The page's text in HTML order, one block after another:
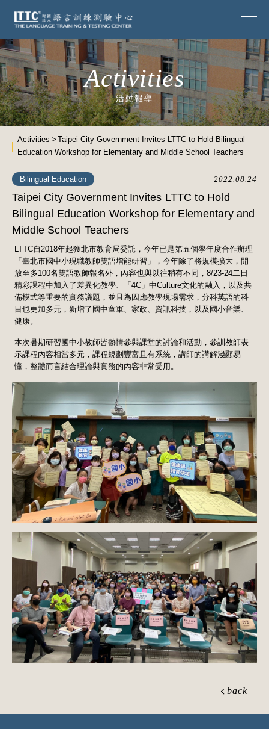
Activities
活動報導
Activities
Taipei City Government Invites LTTC to Hold Bilingual
Education Workshop for Elementary and Middle School Teachers
Bilingual Education 2022.08.24
Taipei City Government Invites LTTC to Hold
Bilingual Education Workshop for Elementary and
Middle School Teachers
LTTC自2018年起獲北市教育局委託，今年已是第五個學年度合作辦理
「臺北市國中小現職教師雙語增能研習」，今年除了將規模擴大，開
放至多100名雙語教師報名外，內容也與以往稍有不同，8/23-24二日
精彩課程中加入了差異化教學、「4C」中Culture文化的融入，以及共
備模式等重要的實務議題，並且為因應教學現場需求，分科英語的科
目也更加多元，新增了國中童軍、家政、資訊科技，以及國小音樂、
健康。
本次暑期研習國中小教師皆熱情參與課堂的討論和活動，參訓教師表
示課程內容相當多元，課程規劃豐富且有系統，講師的講解淺顯易
懂，整體而言結合理論與實務的內容非常受用。
back